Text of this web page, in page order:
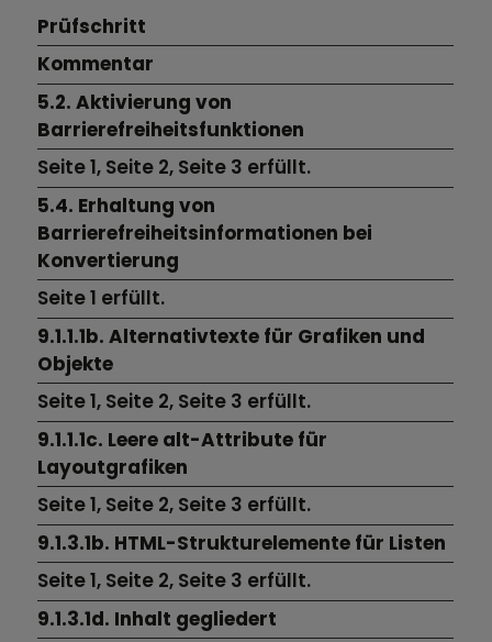
Prüfschritt
Kommentar
5.2. Aktivierung von
Barrierefreiheitsfunktionen
Seite 1, Seite 2, Seite 3 erfüllt.
5.4. Erhaltung von
Barrierefreiheitsinformationen bei
Konvertierung
Seite 1 erfüllt.
9.1.1.1b. Alternativtexte für Grafiken und
Objekte
Seite 1, Seite 2, Seite 3 erfüllt.
9.1.1.1c. Leere alt-Attribute für
Layoutgrafiken
Seite 1, Seite 2, Seite 3 erfüllt.
9.1.3.1b. HTML-Strukturelemente für Listen
Seite 1, Seite 2, Seite 3 erfüllt.
9.1.3.1d. Inhalt gegliedert